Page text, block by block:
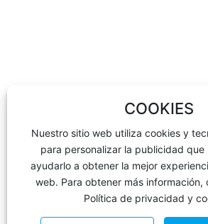
hxphkc@126.com
COPYRIGHT© Hebei Pan Asian Wheel
Licencia comercial
COOKIES
Nuestro sitio web utiliza cookies y
para personalizar la publicidad que
ayudarlo a obtener la mejor
web. Para obtener más información,
Política de privacidad y